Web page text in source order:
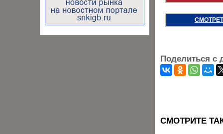
Поделиться с
CМОТРИТЕ